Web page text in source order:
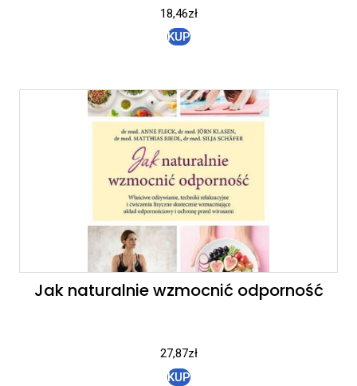
18,46zł
KUP
Jak naturalnie wzmocnić odporność
27,87zł
KUP